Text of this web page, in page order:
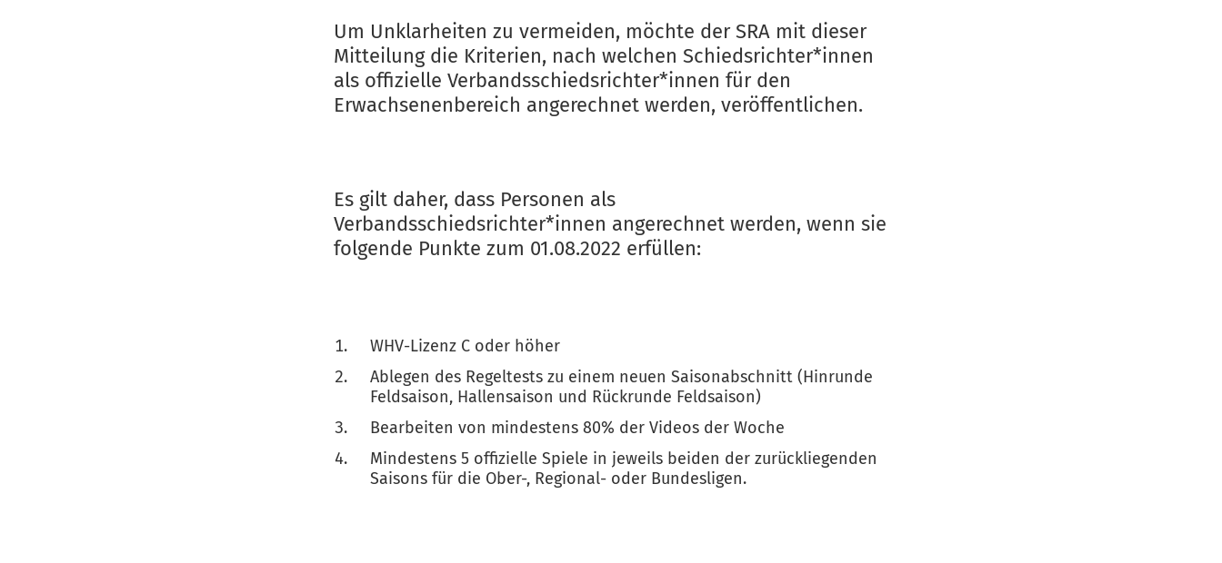
Um Unklarheiten zu vermeiden, möchte der SRA mit dieser
Mitteilung die Kriterien, nach welchen Schiedsrichter*innen
als offizielle Verbandsschiedsrichter*innen für den
Erwachsenenbereich angerechnet werden, veröffentlichen.
Es gilt daher, dass Personen als
Verbandsschiedsrichter*innen angerechnet werden, wenn sie
folgende Punkte zum 01.08.2022 erfüllen:
WHV-Lizenz C oder höher
Ablegen des Regeltests zu einem neuen Saisonabschnitt (Hinrunde
Feldsaison, Hallensaison und Rückrunde Feldsaison)
Bearbeiten von mindestens 80% der Videos der Woche
Mindestens 5 offizielle Spiele in jeweils beiden der zurückliegenden
Saisons für die Ober-, Regional- oder Bundesligen.